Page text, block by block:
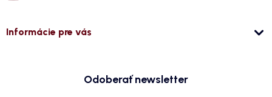
Informácie pre vás
Odoberať newsletter